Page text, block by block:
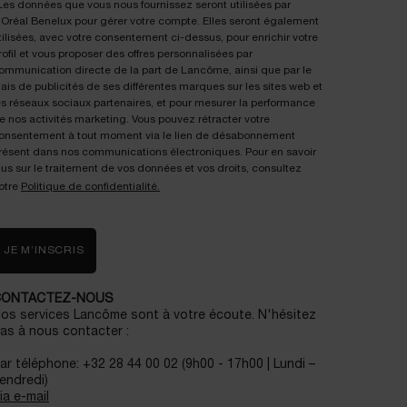
données que vous nous fournissez seront utilisées par
Benelux pour gérer votre compte. Elles seront également
avec votre consentement ci-dessus, pour enrichir votre
et vous proposer des offres personnalisées par
directe de la part de Lancôme, ainsi que par le
de publicités de ses différentes marques sur les sites web et
réseaux sociaux partenaires, et pour mesurer la performance
nos activités marketing. Vous pouvez rétracter votre
à tout moment via le lien de désabonnement
dans nos communications électroniques. Pour en savoir
sur le traitement de vos données et vos droits, consultez
Politique de confidentialité.
JE M’INSCRIS
NOUS
services Lancôme sont à votre écoute. N'hésitez
à nous contacter :
téléphone: +32 28 44 00 02 (9h00 - 17h00 | Lundi –
e-mail